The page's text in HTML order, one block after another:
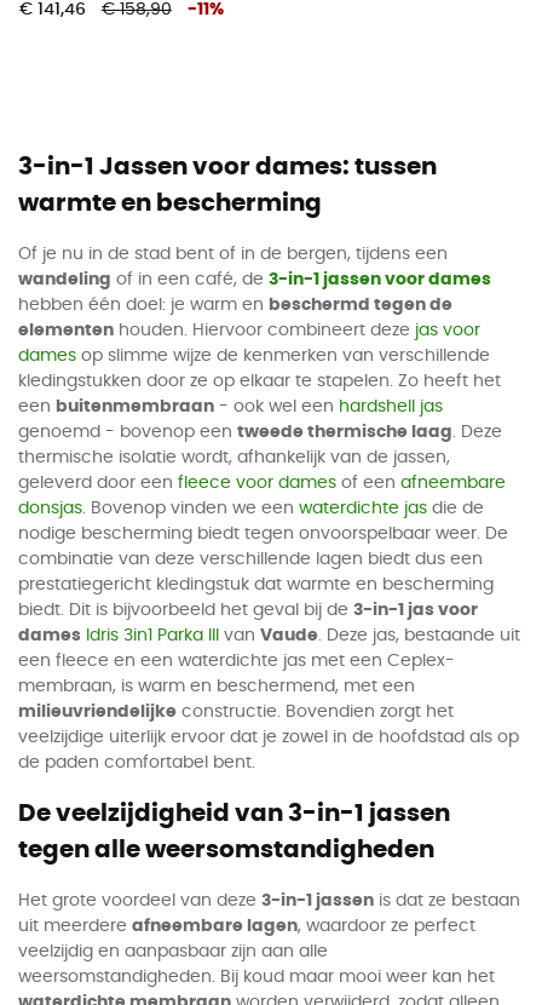
€ 141,46 € 158,90 -11 %
3-in-1 Jassen voor dames: tussen
warmte en bescherming
Of je nu in de stad bent of in de bergen, tijdens een
wandeling of in een café, de 3-in-1 jassen voor dames
hebben één doel: je warm en beschermd tegen de
elementen houden. Hiervoor combineert deze jas voor
dames op slimme wijze de kenmerken van verschillende
kledingstukken door ze op elkaar te stapelen. Zo heeft het
een buitenmembraan - ook wel een hardshell jas
genoemd - bovenop een tweede thermische laag . Deze
thermische isolatie wordt, afhankelijk van de jassen,
geleverd door een fleece voor dames of een afneembare
donsjas . Bovenop vinden we een waterdichte jas die de
nodige bescherming biedt tegen onvoorspelbaar weer. De
combinatie van deze verschillende lagen biedt dus een
prestatiegericht kledingstuk dat warmte en bescherming
biedt. Dit is bijvoorbeeld het geval bij de 3-in-1 jas voor
dames Idris 3in1 Parka III van Vaude . Deze jas, bestaande uit
een fleece en een waterdichte jas met een Ceplex-
membraan, is warm en beschermend, met een
milieuvriendelijke constructie. Bovendien zorgt het
veelzijdige uiterlijk ervoor dat je zowel in de hoofdstad als op
de paden comfortabel bent.
De veelzijdigheid van 3-in-1 jassen
tegen alle weersomstandigheden
Het grote voordeel van deze 3-in-1 jassen is dat ze bestaan
uit meerdere afneembare lagen, waardoor ze perfect
veelzijdig en aanpasbaar zijn aan alle
weersomstandigheden. Bij koud maar mooi weer kan het